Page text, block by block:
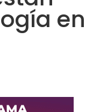
en